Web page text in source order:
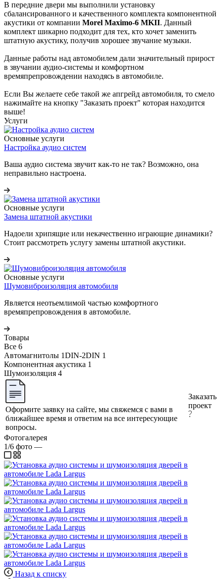
В передние двери мы выполнили установку
сбалансированного и качественного комплекта компонентной
акустики от компании Morel Maximo-6 MKII. Данный
комплект шикарно подходит для тех, кто хочет заменить
штатную акустику, получив хорошее звучание музыки.
Данные работы над автомобилем дали значительный прирост
в звучании аудио-системы и комфортном
времяпрепровождении находясь в автомобиле.
Если Вы желаете себе такой же апгрейд автомобиля, то смело
нажимайте на кнопку "Заказать проект" которая находится
выше!
Услуги
Основные услуги
Настройка аудио систем
Ваша аудио система звучит как-то не так? Возможно, она
неправильно настроена.
Основные услуги
Замена штатной акустики
Надоели хрипящие или некачественно играющие динамики?
Стоит рассмотреть услугу замены штатной акустики.
Основные услуги
Шумовиброизоляция автомобиля
Является неотьемлимой частью комфортного
времяпрепровождения в автомобиле.
Товары
Все 6
Автомагнитолы 1DIN-2DIN 1
Компонентная акустика 1
Шумоизоляция 4
Оформите заявку на сайте, мы свяжемся с вами в
ближайшее время и ответим на все интересующие
вопросы.
Заказать
проект
Фотогалерея
1/6 фото —
Назад к списку